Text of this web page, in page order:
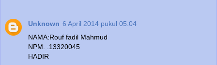
Unknown 6 April 2014 pukul 05.04
NAMA:Rouf fadil Mahmud
NPM. :13320045
HADIR